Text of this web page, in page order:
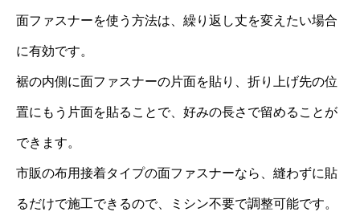
面ファスナーを使う方法は、繰り返し丈を変えたい場合
に有効です。
裾の内側に面ファスナーの片面を貼り、折り上げ先の位
置にもう片面を貼ることで、好みの長さで留めることが
できます。
市販の布用接着タイプの面ファスナーなら、縫わずに貼
るだけで施工できるので、ミシン不要で調整可能です。